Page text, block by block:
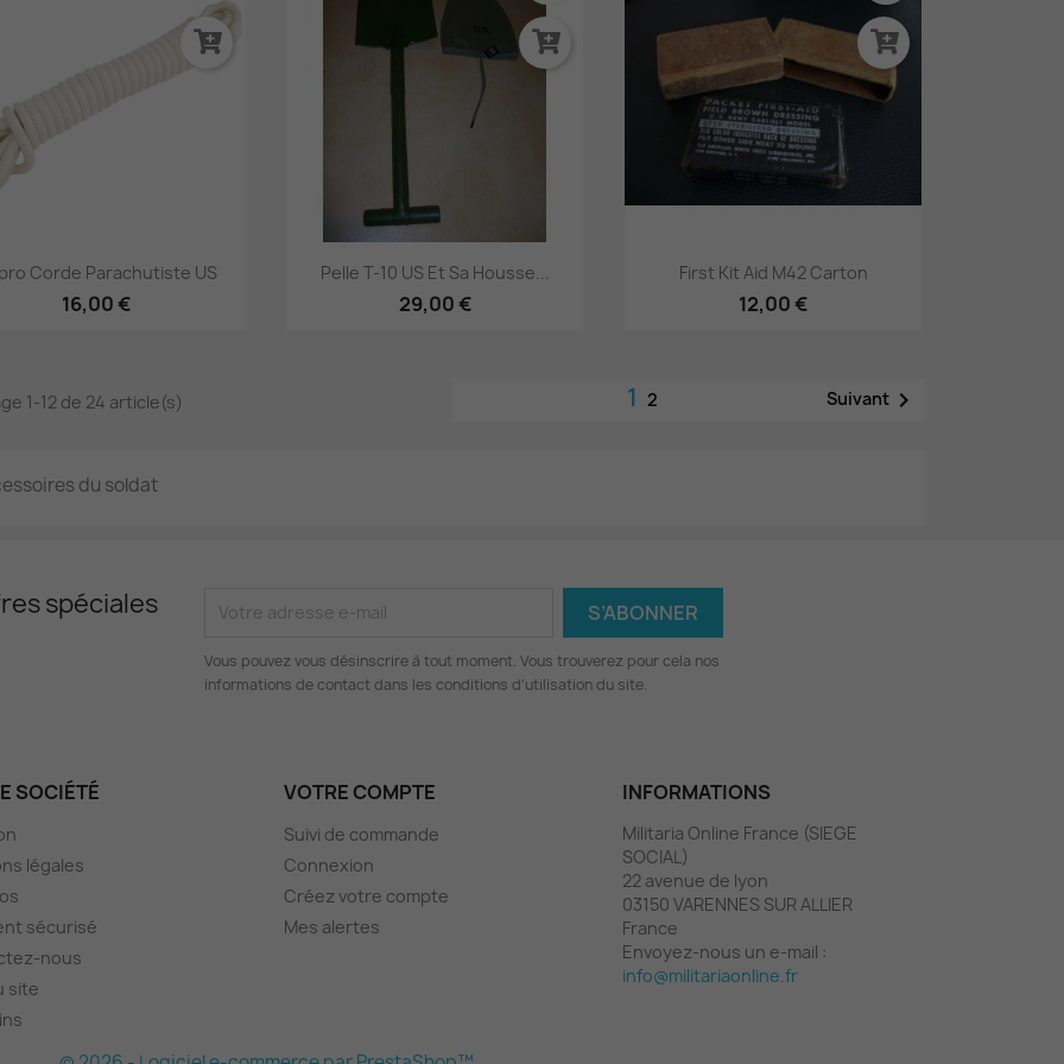
Aperçu rapide
Corde Parachutiste US
16,00 €
Aperçu rapide
Pelle T-10 US Et Sa Housse...
29,00 €
Aperçu rapide
First Kit Aid M42 Carton
12,00 €
1-12 de 24 article(s) 1 2 Suivant
du soldat
spéciales
Vous pouvez vous désinscrire à tout moment. Vous trouverez pour cela nos
informations de contact dans les conditions d'utilisation du site.
SOCIÉTÉ
légales
sécurisé
nous
site
VOTRE COMPTE
Suivi de commande
Connexion
Créez votre compte
Mes alertes
INFORMATIONS
Militaria Online France (SIEGE
SOCIAL)
22 avenue de lyon
03150 VARENNES SUR ALLIER
France
Envoyez-nous un e-mail :
info@militariaonline.fr